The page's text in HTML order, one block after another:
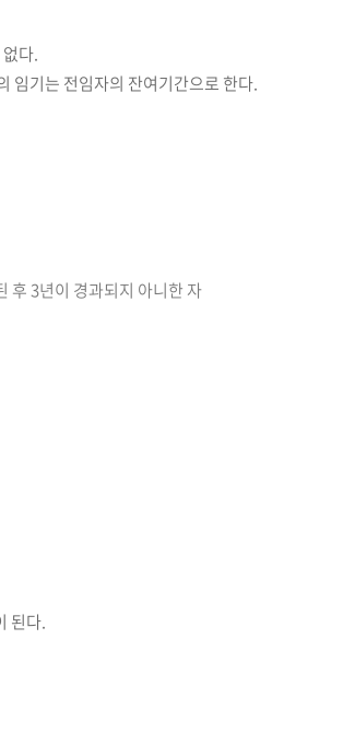
다.
임기는 전임자의 잔여기간으로 한다.
후 3년이 경과되지 아니한 자
된다.